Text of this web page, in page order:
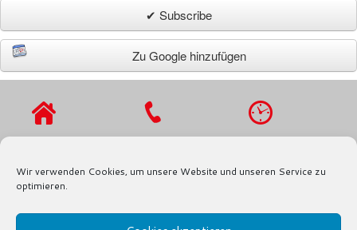
Wir verwenden Cookies, um unsere Website und unseren Service zu
optimieren.
✔ Subscribe
Zu Google hinzufügen
21029